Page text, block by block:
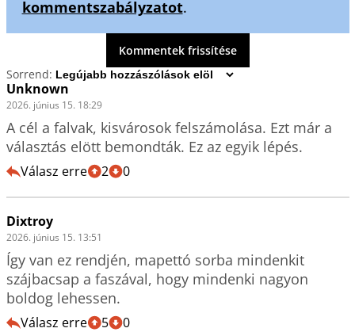
kommentszabályzatot.
Kommentek frissítése
Sorrend:
Unknown
2026. június 15. 18:29
A cél a falvak, kisvárosok felszámolása. Ezt már a
választás elött bemondták. Ez az egyik lépés.
Válasz erre 2 0
Dixtroy
2026. június 15. 13:51
Így van ez rendjén, mapettó sorba mindenkit
szájbacsap a faszával, hogy mindenki nagyon
boldog lehessen.
Válasz erre 5 0